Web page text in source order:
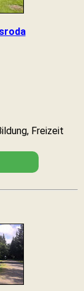
Freizeit